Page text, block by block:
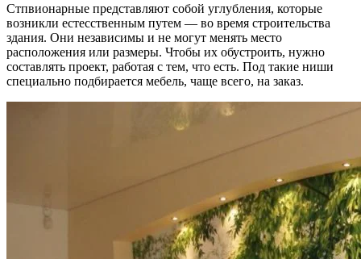
Стпвионарные представляют собой углубления, которые
возникли естесственным путем — во время строительства
здания. Они независимы и не могут менять место
расположения или размеры. Чтобы их обустроить, нужно
составлять проект, работая с тем, что есть. Под такие ниши
специально подбирается мебель, чаще всего, на заказ.